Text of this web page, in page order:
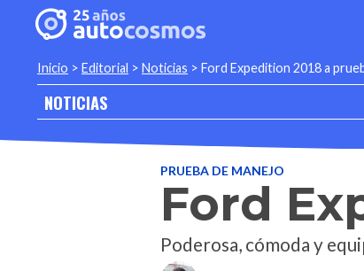
Inicio > Editorial > Noticias > Ford Expedition 2018 a
NOTICIAS
PRUEBA DE MANEJO
Ford
Poderosa, cómoda y